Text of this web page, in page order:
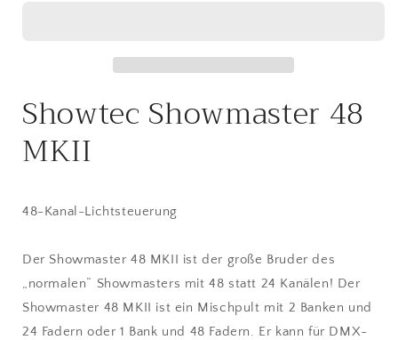
LichtsteuerungLichtsteuerung
Showtec Showmaster 48
MKII
48-Kanal-Lichtsteuerung
Der Showmaster 48 MKII ist der große Bruder des
„normalen“ Showmasters mit 48 statt 24 Kanälen! Der
Showmaster 48 MKII ist ein Mischpult mit 2 Banken und
24 Fadern oder 1 Bank und 48 Fadern. Er kann für DMX-